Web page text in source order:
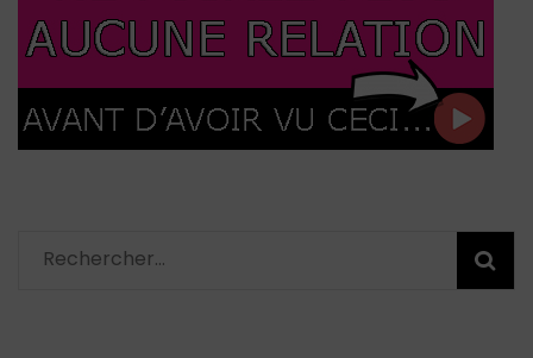
Rechercher :